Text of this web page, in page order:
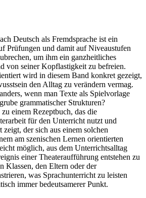
Deutsch als Fremdsprache ist ein
Prüfungen und damit auf Niveaustufen
um ihm ein ganzheitliches
von seiner Kopflastigkeit zu befreien.
wird in diesem Band konkret gezeigt,
den Alltag zu verändern vermag.
wenn man Texte als Spielvorlage
grammatischer Strukturen?
einem Rezeptbuch, das die
für den Unterricht nutzt und
der sich aus einem solchen
am szenischen Lernen orientierten
möglich, aus dem Unterrichtsalltag
einer Theateraufführung entstehen zu
Klassen, den Eltern oder der
was Sprachunterricht zu leisten
immer bedeutsamerer Punkt.